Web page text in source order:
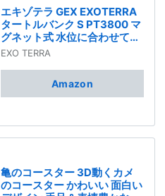
エキゾテラ GEX EXOTERRA
タートルバンク S PT3800 マ
グネット式 水位に合わせて自
動で上下 水棲ガメ用浮島
EXO TERRA
Amazon
亀のコースター 3D動くカメ
のコースター かわいい 面白い